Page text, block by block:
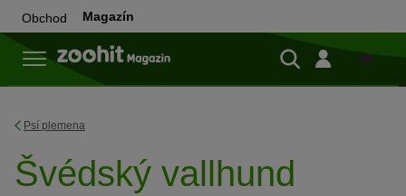
Obchod Magazín
Do
Psí plemena
Švédský vallhund